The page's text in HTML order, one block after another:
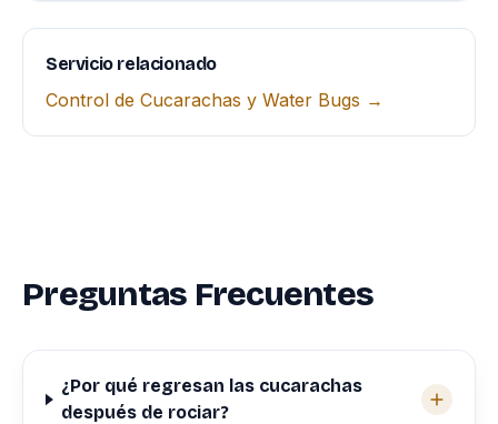
Servicio relacionado
Control de Cucarachas y Water Bugs →
Preguntas Frecuentes
¿Por qué regresan las cucarachas
después de rociar?